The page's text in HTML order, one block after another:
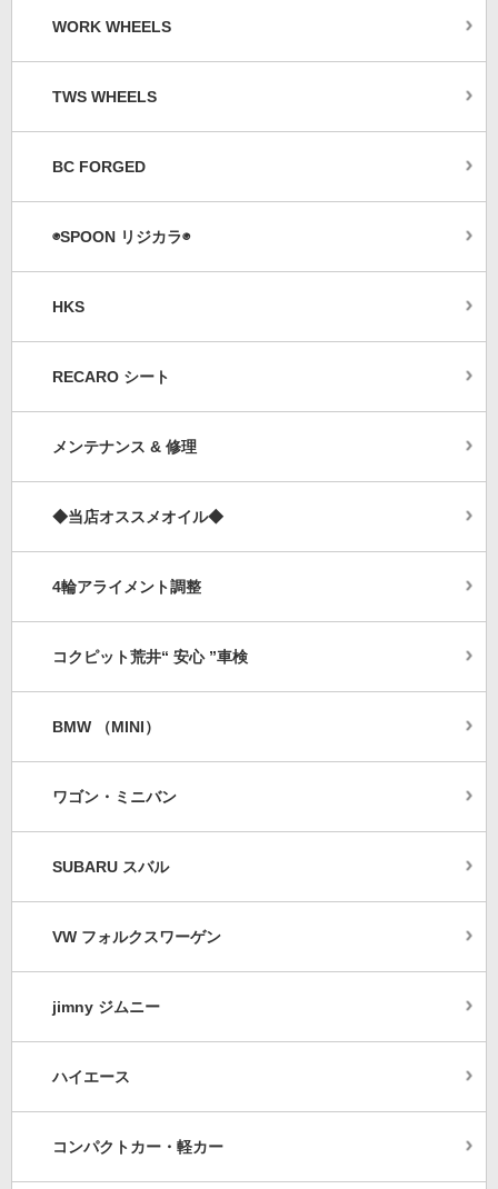
WORK WHEELS
TWS WHEELS
BC FORGED
◉SPOON リジカラ◉
HKS
RECARO シート
メンテナンス & 修理
◆当店オススメオイル◆
4輪アライメント調整
コクピット荒井“ 安心 ”車検
BMW （MINI）
ワゴン・ミニバン
SUBARU スバル
VW フォルクスワーゲン
jimny ジムニー
ハイエース
コンパクトカー・軽カー